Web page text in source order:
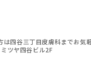
四谷三丁目皮膚科までお気
ツヤ四谷ビル2F